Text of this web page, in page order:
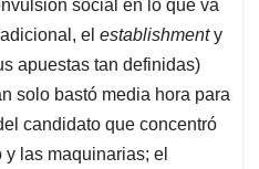
social en lo que va
el establishmenty
apuestas tan definidas)
solo bastó media hora para
candidato que concentró
las maquinarias; el